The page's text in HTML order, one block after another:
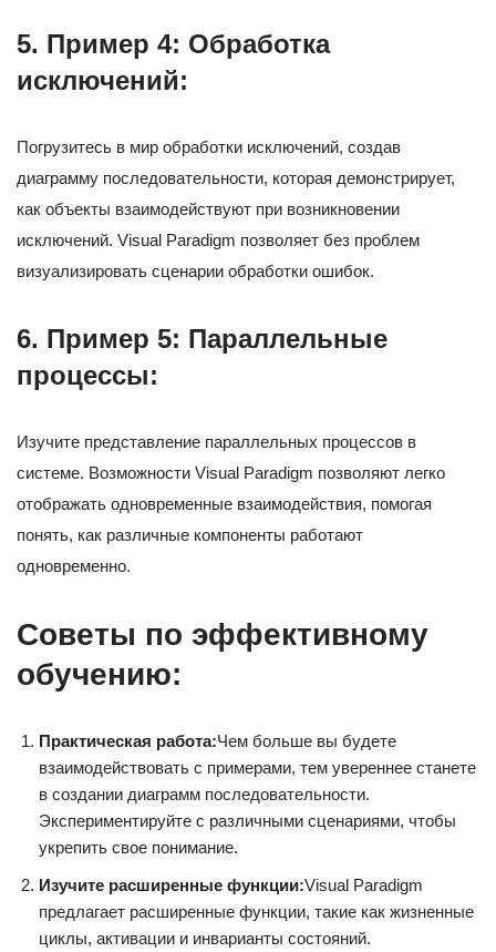
5. Пример 4: Обработка
исключений:
Погрузитесь в мир обработки исключений, создав
диаграмму последовательности, которая демонстрирует,
как объекты взаимодействуют при возникновении
исключений. Visual Paradigm позволяет без проблем
визуализировать сценарии обработки ошибок.
6. Пример 5: Параллельные
процессы:
Изучите представление параллельных процессов в
системе. Возможности Visual Paradigm позволяют легко
отображать одновременные взаимодействия, помогая
понять, как различные компоненты работают
одновременно.
Советы по эффективному
обучению:
Практическая работа:Чем больше вы будете
взаимодействовать с примерами, тем увереннее станете
в создании диаграмм последовательности.
Экспериментируйте с различными сценариями, чтобы
укрепить свое понимание.
Изучите расширенные функции:Visual Paradigm
предлагает расширенные функции, такие как жизненные
циклы, активации и инварианты состояний.